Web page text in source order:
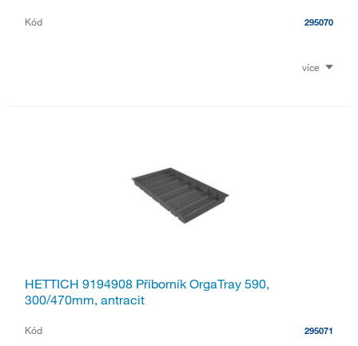
Kód 295070
více
HETTICH 9194908 Příborník OrgaTray 590,
300/470mm, antracit
Kód 295071